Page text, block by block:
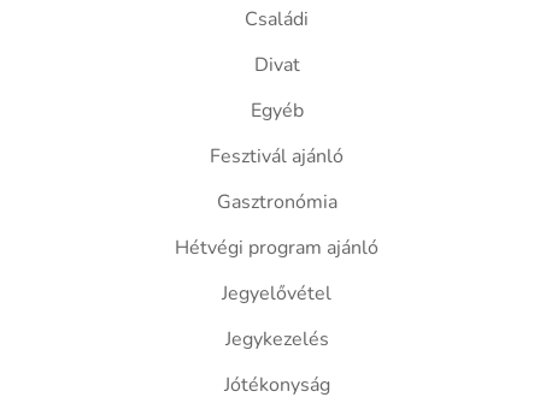
Családi
Divat
Egyéb
Fesztivál ajánló
Gasztronómia
Hétvégi program ajánló
Jegyelővétel
Jegykezelés
Jótékonyság